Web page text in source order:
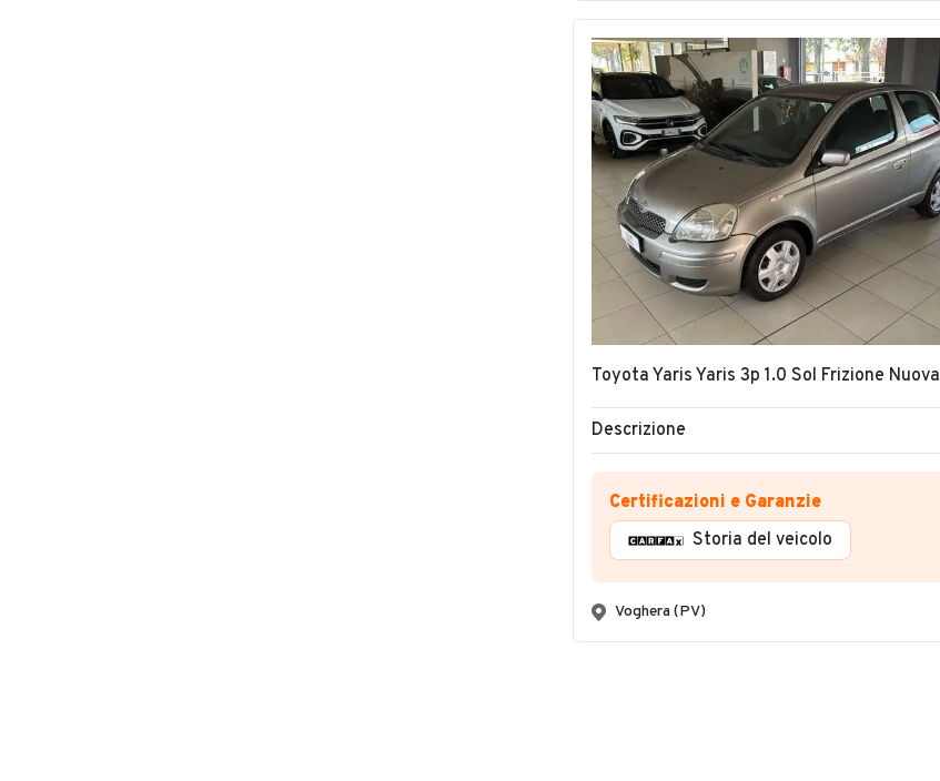
Toyota Yaris Yaris 3p 1.0 Sol Frizione Nuova
Descrizione
Certificazioni e Garanzie
Storia del veicolo
Voghera (PV)